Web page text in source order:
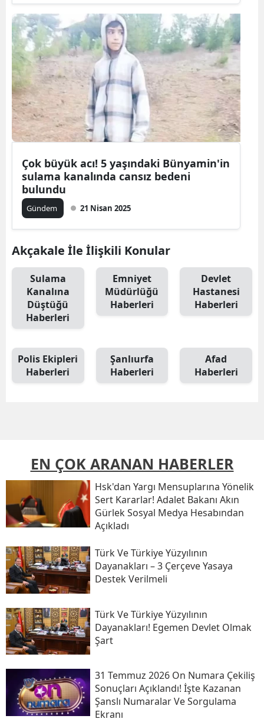
Çok büyük acı! 5 yaşındaki Bünyamin'in
sulama kanalında cansız bedeni
bulundu
Gündem 21 Nisan 2025
Akçakale İle İlişkili Konular
Sulama
Kanalına
Düştüğü
Haberleri
Emniyet
Müdürlüğü
Haberleri
Devlet
Hastanesi
Haberleri
Polis Ekipleri
Haberleri
Şanlıurfa
Haberleri
Afad
Haberleri
EN ÇOK ARANAN HABERLER
Hsk'dan Yargı Mensuplarına Yönelik
Sert Kararlar! Adalet Bakanı Akın
Gürlek Sosyal Medya Hesabından
Açıkladı
Türk Ve Türkiye Yüzyılının
Dayanakları – 3 Çerçeve Yasaya
Destek Verilmeli
Türk Ve Türkiye Yüzyılının
Dayanakları! Egemen Devlet Olmak
Şart
31 Temmuz 2026 On Numara Çekiliş
Sonuçları Açıklandı! İşte Kazanan
Şanslı Numaralar Ve Sorgulama
Ekranı